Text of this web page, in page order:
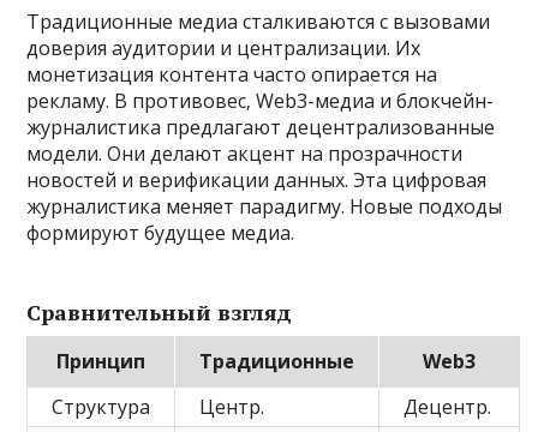
Традиционные медиа сталкиваются с вызовами
доверия аудитории и централизации. Их
монетизация контента часто опирается на
рекламу. В противовес‚ Web3-медиа и блокчейн-
журналистика предлагают децентрализованные
модели. Они делают акцент на прозрачности
новостей и верификации данных. Эта цифровая
журналистика меняет парадигму. Новые подходы
формируют будущее медиа.
Сравнительный взгляд
Принцип Традиционные
Web3
Структура
Центр.
Децентр.